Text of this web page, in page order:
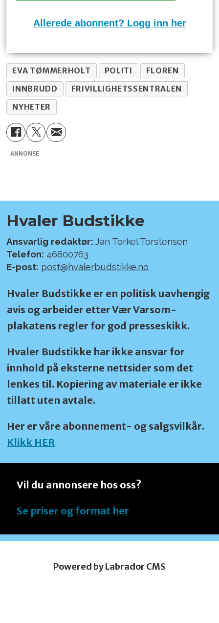
Allerede abonnent? Logg inn her
EVA TØMMERHOLT POLITI
FLOREN
INNBRUDD
FRIVILLIGHETSSENTRALEN
NYHETER
ANNONSE
Hvaler Budstikke
Ansvarlig redaktør: Jan Torkel Torstensen
Telefon: 46800763
E-post: post@hvalerbudstikke.no
Hvaler Budstikke er en politisk uavhengig
avis og arbeider etter Vær Varsom-
plakatens regler for god presseskikk.
Hvaler Budstikke har ikke ansvar for
innhold på eksterne nettsider som det
lenkes til. Kopiering av materiale er ikke
tillatt uten avtale.
Her er våre abonnement- og salgsvilkår.
Klikk HER
Vil du annonsere hos oss?
Se priser og format her
Powered by Labrador CMS